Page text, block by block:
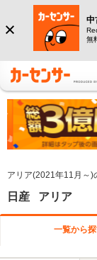
中
無
アリア(2021年11月～)
日産 アリア
一覧から